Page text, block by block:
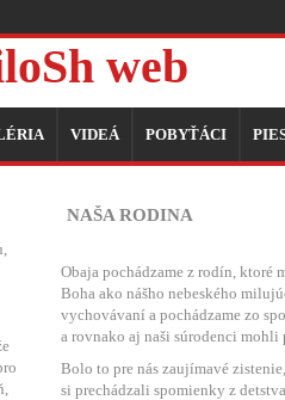
web
VIDEÁ POBYŤÁCI
NAŠA RODINA
Obaja pochádzame z rodín, ktoré
Boha ako nášho nebeského
vychovávaní a pochádzame zo
a rovnako aj naši súrodenci
Bolo to pre nás zaujímavé
si prechádzali spomienky z